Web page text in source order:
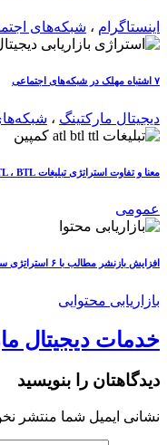
اینستاگرام ، شبکه‌های
۷ اشتباه مهلک در شبکه‌های اجتماعی
دیجیتال مارکتینگ ،
معنا و تفاوت استراتژی تبلیغات ATL ، BTL و TTL در چیست؟
عمومی
افزایش بازنشر مطالب با ۶ استراتژی ساده
بازاریابی محتوایی
خدمات دیجیتال
دیدگاهتان را بنویسید
نشانی ایمیل شما منتشر